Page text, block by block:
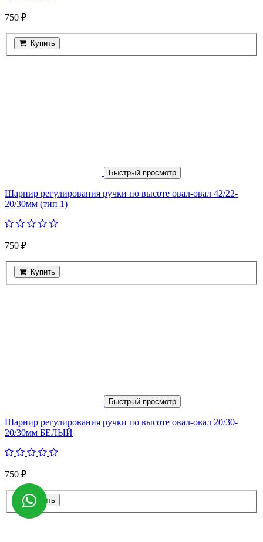
750 ₽
Купить
Быстрый просмотр
Шарнир регулирования ручки по высоте овал-овал 42/22-
20/30мм (тип 1)
750 ₽
Купить
Быстрый просмотр
Шарнир регулирования ручки по высоте овал-овал 20/30-
20/30мм БЕЛЫЙ
750 ₽
Купить